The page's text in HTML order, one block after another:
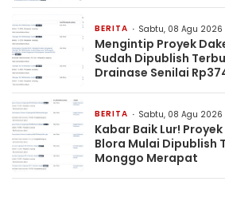
BERITA Sabtu, 08 Agu 2026
Mengintip Proyek
Sudah Dipublish
Drainase Senilai
BERITA Sabtu, 08 Agu 2026
Kabar Baik Lur!
Blora Mulai Dipublish
Monggo Merapat